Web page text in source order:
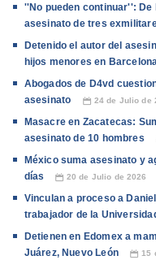
''No pueden continuar'':
asesinato de tres
Detenido el autor del
hijos menores en
Abogados de D4vd
asesinato
📅 24 de Julio de
Masacre en Zacatecas:
asesinato de 10 hombres
México suma asesinato y
días
📅 20 de Julio de 2026
Vinculan a proceso a
trabajador de la
Detienen en Edomex a
Juárez, Nuevo León
📅 15